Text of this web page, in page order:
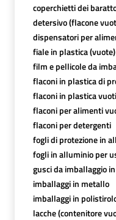
coperchietti dei
detersivo (flacone
dispensatori per
fiale in plastica (vuote)
film e pellicole da
flaconi in plastica di
flaconi in plastica
flaconi per alimenti
flaconi per detergenti
fogli di protezione in
fogli in alluminio per
gusci da imballaggio
imballaggi in metallo
imballaggi in
lacche (contenitore